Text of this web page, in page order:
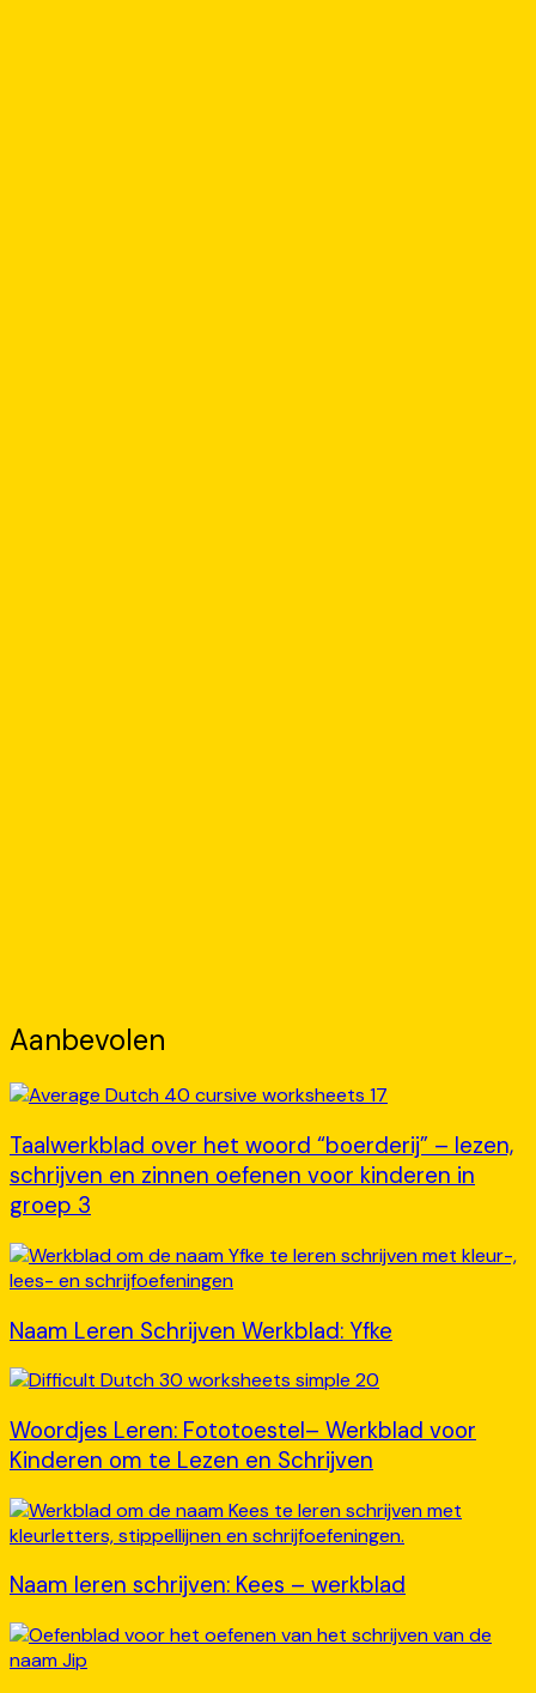
Aanbevolen
Taalwerkblad over het woord “boerderij” – lezen,
schrijven en zinnen oefenen voor kinderen in
groep 3
Naam Leren Schrijven Werkblad: Yfke
Woordjes Leren: Fototoestel– Werkblad voor
Kinderen om te Lezen en Schrijven
Naam leren schrijven: Kees – werkblad